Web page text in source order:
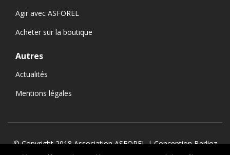
Agir avec ASFOREL
Acheter sur la boutique
Autres
Actualités
Mentions légales
© Copyright 2018 Association ASFOREL | ConceptionBerlioz